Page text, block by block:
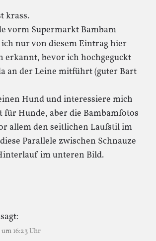
krass.
vorm Supermarkt Bambam
nur von diesem Eintrag hier
erkannt, bevor ich hochgeguckt
an der Leine mitführt (guter Bart
Hund und interessiere mich
für Hunde, aber die Bambamfotos
allem den seitlichen Laufstil im
Parallele zwischen Schnauze
im unteren Bild.
sagt:
16:23 Uhr